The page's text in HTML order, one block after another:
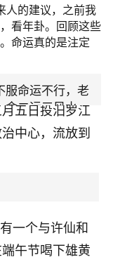
早出现在《史
据，将屈原与端
在《续齐谐
秦国将领白起攻
五日投汨罗江
中心，流放到
一个与许仙和
午节喝下雄黄
人的建议，之前我
看年卦。回顾这些
命运真的是注定
服命运不行，老
命二运三风水，
化太岁，看年
啊！
受挫，店开一家关
出事。前些年攒的